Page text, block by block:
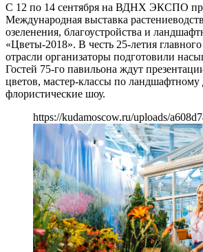
С 12 по 14 сентября на ВДНХ ЭКСПО
Международная выставка
озеленения, благоустройства и
«Цветы-2018». В честь 25-летия
отрасли организаторы подготовили
Гостей 75-го павильона ждут
цветов, мастер-классы по ландшафтному
флористические шоу.
https://kudamoscow.ru/uploads/